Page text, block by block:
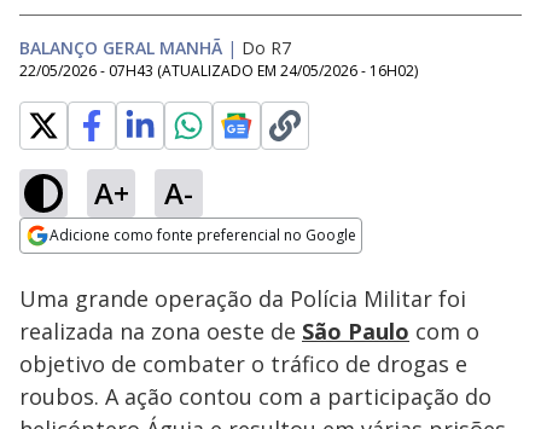
BALANÇO GERAL MANHÃ | Do R7
22/05/2026 - 07H43 (ATUALIZADO EM 24/05/2026 - 16H02)
A+ A-
Adicione como fonte preferencial no Google
fim do
relacionamento e
mata ex-mulher e
namorado dela em
Cromínia (GO)
Ativar
Loaded
71.69%
Uma grande operação da Polícia Militar foi
realizada na zona oeste de São Paulo com o
objetivo de combater o tráfico de drogas e
roubos. A ação contou com a participação do